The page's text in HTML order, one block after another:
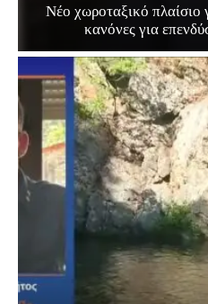
Νέο χωροταξικό πλαίσιο
κανόνες για